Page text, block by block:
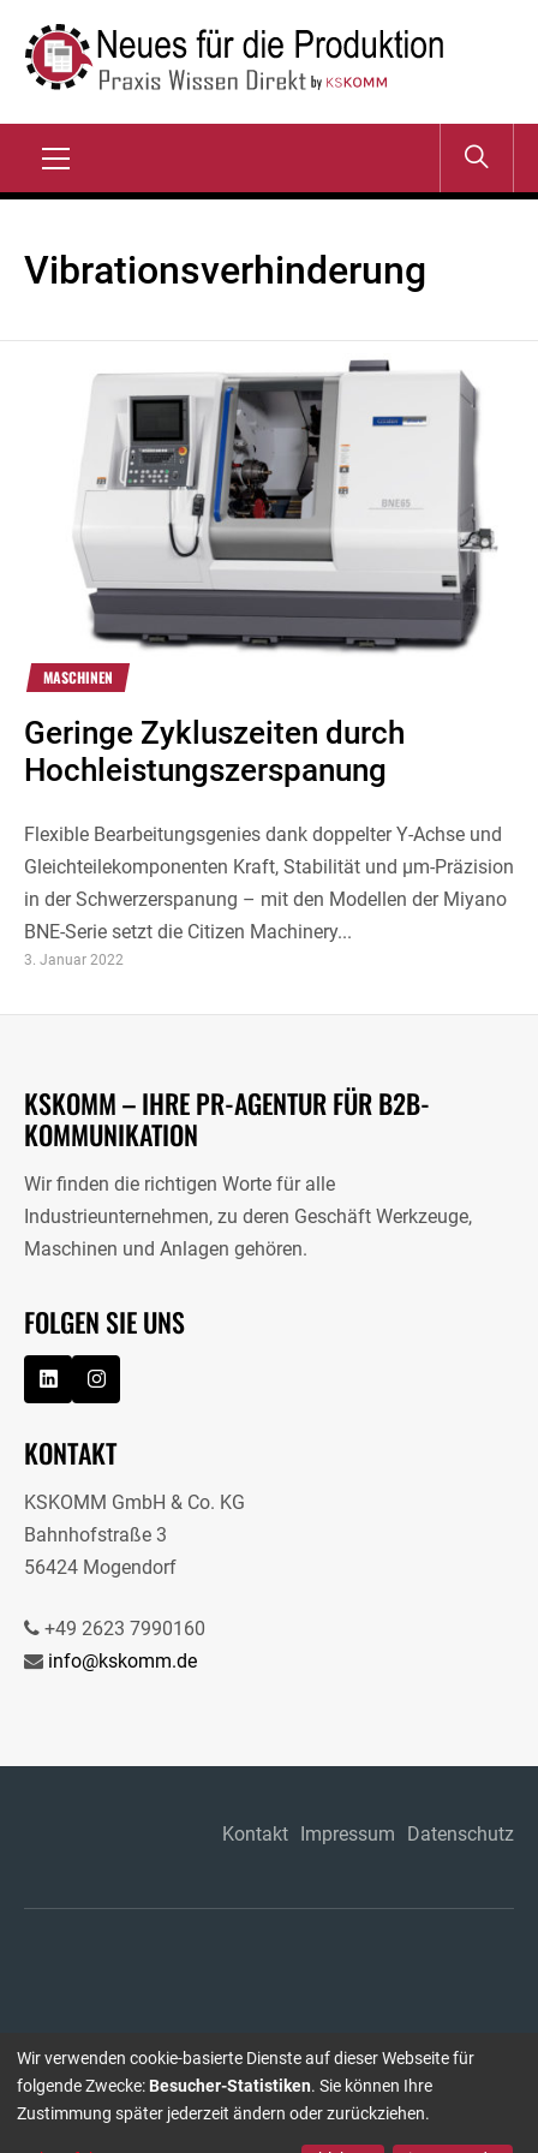
Inhalt
springen
NEUES FÜR DIE
PRODUKTION
Vibrations­verhinderung
MASCHINEN
Geringe Zykluszeiten durch
Hochleistungszerspanung
Flexible Bearbeitungsgenies dank doppelter Y-Achse und
Gleichteilekomponenten Kraft, Stabilität und µm-Präzision
in der Schwerzerspanung – mit den Modellen der Miyano
BNE-Serie setzt die Citizen Machinery...
3. Januar 2022
KSKOMM – IHRE PR-AGENTUR FÜR B2B-
KOMMUNIKATION
Wir finden die richtigen Worte für alle
Industrieunternehmen, zu deren Geschäft Werkzeuge,
Maschinen und Anlagen gehören.
FOLGEN SIE UNS
KONTAKT
KSKOMM GmbH & Co. KG
Bahnhofstraße 3
56424 Mogendorf
+49 2623 7990160
info@kskomm.de
Kontakt Impressum Datenschutz
Wir verwenden cookie-basierte Dienste auf dieser Webseite für
folgende Zwecke: Besucher-Statistiken. Sie können Ihre
Zustimmung später jederzeit ändern oder zurückziehen.